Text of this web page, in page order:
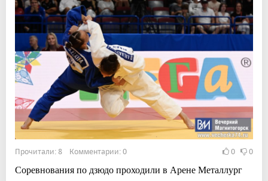
Прочитали: 8 Комментарии: 0 0 0
Соревнования по дзюдо проходили в Арене Металлург